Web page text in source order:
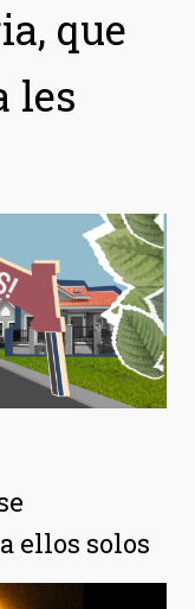
que
les
ellos solos